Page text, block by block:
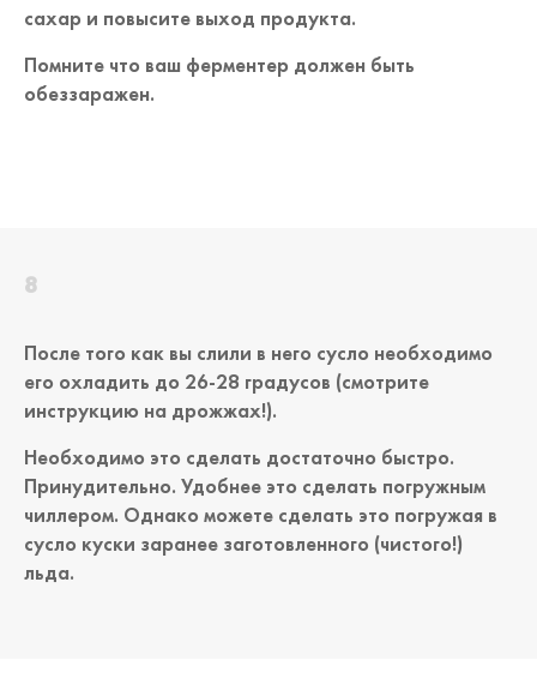
сахар и повысите выход продукта.
Помните что ваш ферментер должен быть
обеззаражен.
После того как вы слили в него сусло необходимо
его охладить до 26-28 градусов (смотрите
инструкцию на дрожжах!).
Необходимо это сделать достаточно быстро.
Принудительно. Удобнее это сделать погружным
чиллером. Однако можете сделать это погружая в
сусло куски заранее заготовленного (чистого!)
льда.